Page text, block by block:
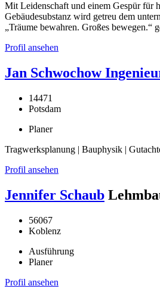
Mit Leidenschaft und einem Gespür für
Gebäudesubstanz wird getreu dem
„Träume bewahren. Großes bewegen.“
Profil ansehen
Jan Schwochow
14471
Potsdam
Planer
Tragwerksplanung | Bauphysik |
Profil ansehen
Jennifer Schaub
56067
Koblenz
Ausführung
Planer
Profil ansehen